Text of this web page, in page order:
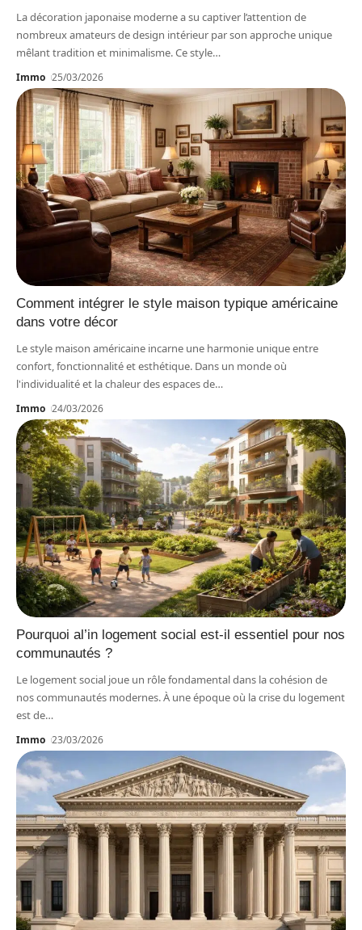
La décoration japonaise moderne a su captiver l’attention de
nombreux amateurs de design intérieur par son approche unique
mêlant tradition et minimalisme. Ce style…
Immo 25/03/2026
Comment intégrer le style maison typique américaine
dans votre décor
Le style maison américaine incarne une harmonie unique entre
confort, fonctionnalité et esthétique. Dans un monde où
l'individualité et la chaleur des espaces de…
Immo 24/03/2026
Pourquoi al’in logement social est-il essentiel pour nos
communautés ?
Le logement social joue un rôle fondamental dans la cohésion de
nos communautés modernes. À une époque où la crise du logement
est de…
Immo 23/03/2026